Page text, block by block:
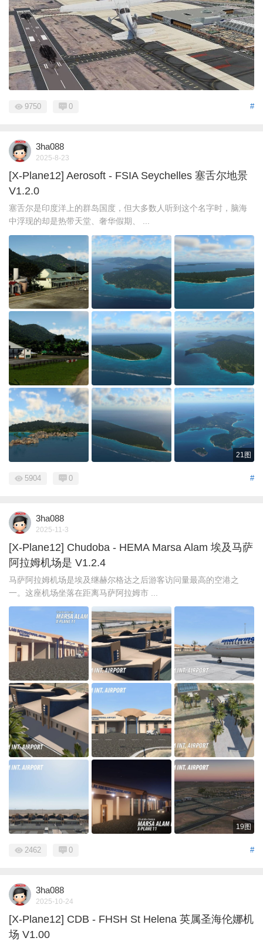
#
9750 0
3ha088
2025-8-23
[X-Plane12] Aerosoft - FSIA Seychelles 塞舌尔地景
V1.2.0
塞舌尔是印度洋上的群岛国度，但大多数人听到这个名字时，脑海
中浮现的却是热带天堂、奢华假期、 ...
21图
#
5904 0
3ha088
2025-11-3
[X-Plane12] Chudoba - HEMA Marsa Alam 埃及马萨
阿拉姆机场是 V1.2.4
马萨阿拉姆机场是埃及继赫尔格达之后游客访问量最高的空港之
一。这座机场坐落在距离马萨阿拉姆市 ...
19图
#
2462 0
3ha088
2025-10-24
[X-Plane12] CDB - FHSH St Helena 英属圣海伦娜机
场 V1.00